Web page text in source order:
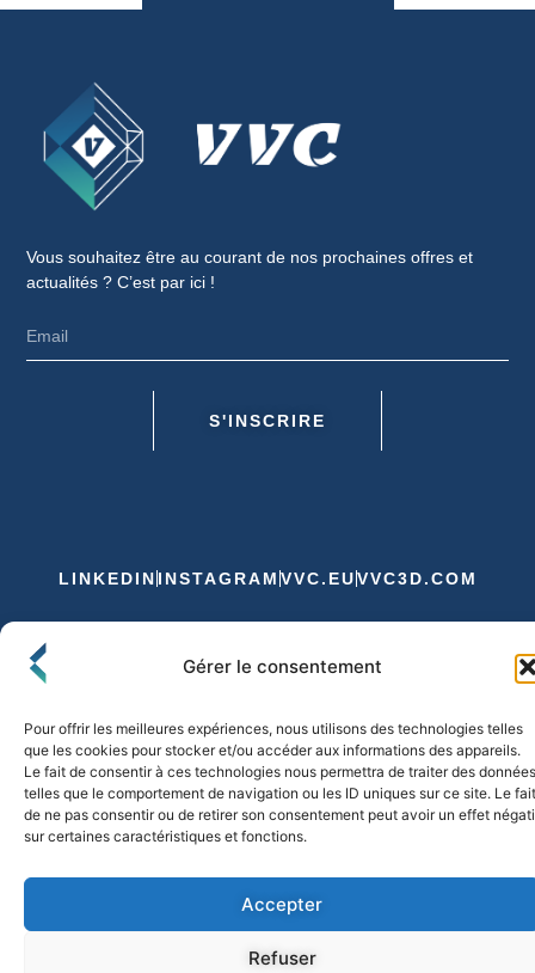
Gérer le consentement
Pour offrir les meilleures expériences, nous utilisons des technologies telles
que les cookies pour stocker et/ou accéder aux informations des appareils.
Le fait de consentir à ces technologies nous permettra de traiter des données
telles que le comportement de navigation ou les ID uniques sur ce site. Le fait
de ne pas consentir ou de retirer son consentement peut avoir un effet
sur certaines caractéristiques et fonctions.
Accepter
Refuser
Vous souhaitez être au courant de nos prochaines offres et
actualités ? C’est par ici !
S'INSCRIRE
LINKEDIN INSTAGRAM VVC.EUVVC3D.COM
Politique de Confidentialité et de CookiesExpédition et Livraison
© 2026 FLO & CO. All Rights Reserved